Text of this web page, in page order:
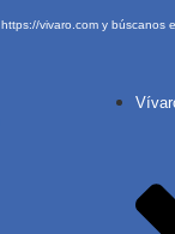
https://vivaro.com y búscanos